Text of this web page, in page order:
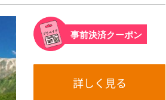
事前決済クーポン
詳しく見る